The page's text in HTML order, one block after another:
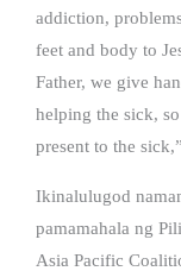
addiction,
feet and body to
Father, we give
helping the sick,
present to the
Ikinalulugod
pamamahala ng
Asia Pacific